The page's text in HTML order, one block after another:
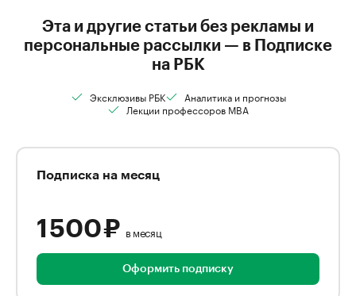
Эта и другие статьи без рекламы и
персональные рассылки — в Подписке
на РБК
Эксклюзивы РБК
Аналитика и прогнозы
Лекции профессоров MBA
Подписка на месяц
1 500 ₽ в месяц
Оформить подписку